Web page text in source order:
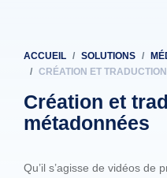
Fil
ACCUEIL SOLUTIONS
CRÉATION ET
Création et
métadonnées
Qu’il s’agisse de vidéos de